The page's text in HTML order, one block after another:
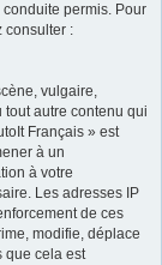
permis. Pour
consulter :
vulgaire,
autre contenu qui
Français » est
à un
à votre
Les adresses IP
de ces
modifie, déplace
que cela est